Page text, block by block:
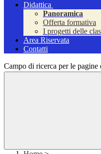
Didattica
Panoramica
Offerta formativa
I progetti delle
Area Riservata
Contatti
Campo di ricerca per le pagine